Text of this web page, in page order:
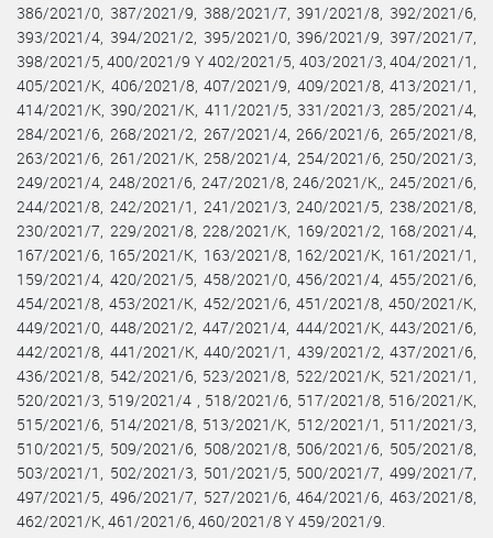
386/2021/0, 387/2021/9, 388/2021/7, 391/2021/8, 392/2021/6,
393/2021/4, 394/2021/2, 395/2021/0, 396/2021/9, 397/2021/7,
398/2021/5, 400/2021/9 Y 402/2021/5, 403/2021/3, 404/2021/1,
405/2021/K, 406/2021/8, 407/2021/9, 409/2021/8, 413/2021/1,
414/2021/K, 390/2021/K, 411/2021/5, 331/2021/3, 285/2021/4,
284/2021/6, 268/2021/2, 267/2021/4, 266/2021/6, 265/2021/8,
263/2021/6, 261/2021/K, 258/2021/4, 254/2021/6, 250/2021/3,
249/2021/4, 248/2021/6, 247/2021/8, 246/2021/K,, 245/2021/6,
244/2021/8, 242/2021/1, 241/2021/3, 240/2021/5, 238/2021/8,
230/2021/7, 229/2021/8, 228/2021/K, 169/2021/2, 168/2021/4,
167/2021/6, 165/2021/K, 163/2021/8, 162/2021/K, 161/2021/1,
159/2021/4, 420/2021/5, 458/2021/0, 456/2021/4, 455/2021/6,
454/2021/8, 453/2021/K, 452/2021/6, 451/2021/8, 450/2021/K,
449/2021/0, 448/2021/2, 447/2021/4, 444/2021/K, 443/2021/6,
442/2021/8, 441/2021/K, 440/2021/1, 439/2021/2, 437/2021/6,
436/2021/8, 542/2021/6, 523/2021/8, 522/2021/K, 521/2021/1,
520/2021/3, 519/2021/4 , 518/2021/6, 517/2021/8, 516/2021/K,
515/2021/6, 514/2021/8, 513/2021/K, 512/2021/1, 511/2021/3,
510/2021/5, 509/2021/6, 508/2021/8, 506/2021/6, 505/2021/8,
503/2021/1, 502/2021/3, 501/2021/5, 500/2021/7, 499/2021/7,
497/2021/5, 496/2021/7, 527/2021/6, 464/2021/6, 463/2021/8,
462/2021/K, 461/2021/6, 460/2021/8 Y 459/2021/9.